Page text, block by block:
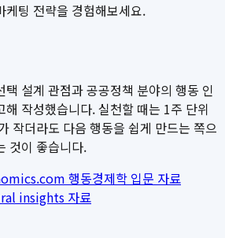
케팅 전략을 경험해보세요.
설계 관점과 공공정책 분야의 행동 인
해 작성했습니다. 실천할 때는 1주 단위
작더라도 다음 행동을 쉽게 만드는 쪽으
것이 좋습니다.
행동경제학 입문 자료
insights 자료